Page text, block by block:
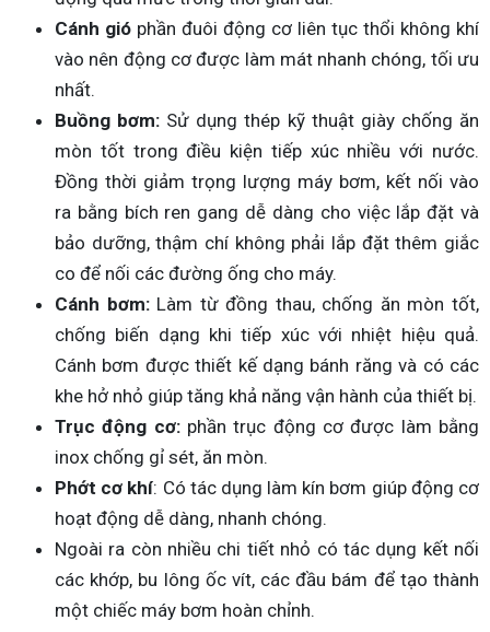
Cánh gió phần đuôi động cơ liên tục thổi không khí
vào nên động cơ được làm mát nhanh chóng, tối ưu
nhất.
Buồng bơm: Sử dụng thép kỹ thuật giày chống ăn
mòn tốt trong điều kiện tiếp xúc nhiều với nước.
Đồng thời giảm trọng lượng máy bơm, kết nối vào
ra bằng bích ren gang dễ dàng cho việc lắp đặt và
bảo dưỡng, thậm chí không phải lắp đặt thêm giắc
co để nối các đường ống cho máy.
Cánh bơm:Làm từ đồng thau, chống ăn mòn tốt,
chống biến dạng khi tiếp xúc với nhiệt hiệu quả.
Cánh bơm được thiết kế dạng bánh răng và có các
khe hở nhỏ giúp tăng khả năng vận hành của thiết bị.
Trục động cơ:phần trục động cơ được làm bằng
inox chống gỉ sét, ăn mòn.
Phớt cơ khí: Có tác dụng làm kín bơm giúp động cơ
hoạt động dễ dàng, nhanh chóng.
Ngoài ra còn nhiều chi tiết nhỏ có tác dụng kết nối
các khớp, bu lông ốc vít, các đầu bám để tạo thành
một chiếc máy bơm hoàn chỉnh.